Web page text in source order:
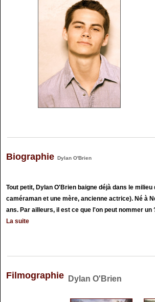
Biographie Dylan O'Brien
Tout petit, Dylan O'Brien baigne déjà dans le
caméraman et une mère, ancienne actrice). Né à
ans. Par ailleurs, il est ce que l'on peut nommer un
La suite
Filmographie Dylan O'Brien